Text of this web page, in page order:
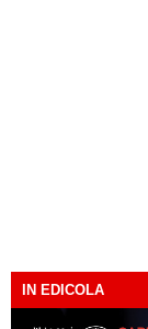
IN EDICOLA